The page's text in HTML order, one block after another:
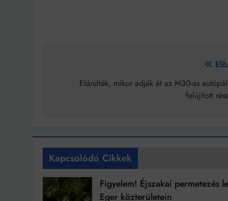
navigáció
Elárulták, mikor adják át az M30-as
felújított
Kapcsolódó Cikkek
Figyelem! Éjszakai permetezés
Eger közterületein